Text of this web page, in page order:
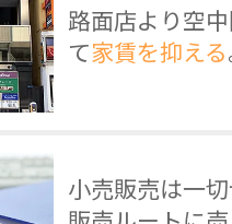
路面店より空
て家賃を抑える
小売販売は一